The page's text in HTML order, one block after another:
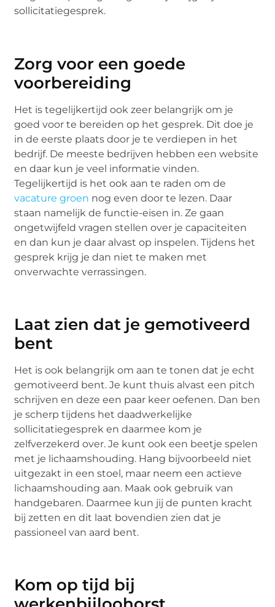
sollicitatiegesprek.
Zorg voor een goede
voorbereiding
Het is tegelijkertijd ook zeer belangrijk om je
goed voor te bereiden op het gesprek. Dit doe je
in de eerste plaats door je te verdiepen in het
bedrijf. De meeste bedrijven hebben een website
en daar kun je veel informatie vinden.
Tegelijkertijd is het ook aan te raden om de
vacature groen nog even door te lezen. Daar
staan namelijk de functie-eisen in. Ze gaan
ongetwijfeld vragen stellen over je capaciteiten
en dan kun je daar alvast op inspelen. Tijdens het
gesprek krijg je dan niet te maken met
onverwachte verrassingen.
Laat zien dat je gemotiveerd
bent
Het is ook belangrijk om aan te tonen dat je echt
gemotiveerd bent. Je kunt thuis alvast een pitch
schrijven en deze een paar keer oefenen. Dan ben
je scherp tijdens het daadwerkelijke
sollicitatiegesprek en daarmee kom je
zelfverzekerd over. Je kunt ook een beetje spelen
met je lichaamshouding. Hang bijvoorbeeld niet
uitgezakt in een stoel, maar neem een actieve
lichaamshouding aan. Maak ook gebruik van
handgebaren. Daarmee kun jij de punten kracht
bij zetten en dit laat bovendien zien dat je
passioneel van aard bent.
Kom op tijd bij